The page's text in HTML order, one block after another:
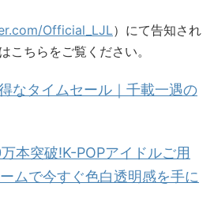
Official_LJL）にて告知され
こちらをご覧ください。
なタイムセール｜千載一遇の
本突破!K-POPアイドルご用
ムで今すぐ色白透明感を手に